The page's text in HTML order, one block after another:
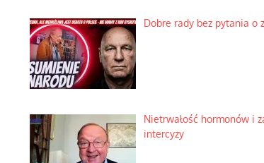
Dobre rady bez pytania o
Nietrwałość hormonów i
intercyzy